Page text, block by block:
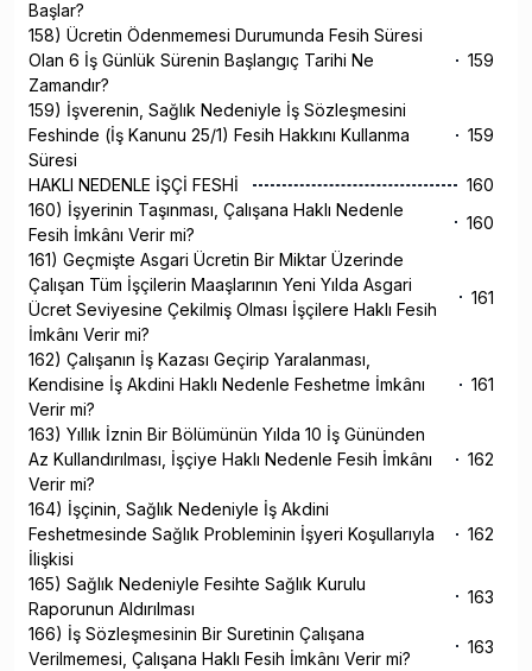
Başlar?
158) Ücretin Ödenmemesi Durumunda Fesih Süresi
Olan 6 İş Günlük Sürenin Başlangıç Tarihi Ne
Zamandır?
159
159) İşverenin, Sağlık Nedeniyle İş Sözleşmesini
Feshinde (İş Kanunu 25/1) Fesih Hakkını Kullanma
Süresi
159
HAKLI NEDENLE İŞÇİ FESHİ
160
160) İşyerinin Taşınması, Çalışana Haklı Nedenle
Fesih İmkânı Verir mi?
160
161) Geçmişte Asgari Ücretin Bir Miktar Üzerinde
Çalışan Tüm İşçilerin Maaşlarının Yeni Yılda Asgari
Ücret Seviyesine Çekilmiş Olması İşçilere Haklı Fesih
İmkânı Verir mi?
161
162) Çalışanın İş Kazası Geçirip Yaralanması,
Kendisine İş Akdini Haklı Nedenle Feshetme İmkânı
Verir mi?
161
163) Yıllık İznin Bir Bölümünün Yılda 10 İş Gününden
Az Kullandırılması, İşçiye Haklı Nedenle Fesih İmkânı
Verir mi?
162
164) İşçinin, Sağlık Nedeniyle İş Akdini
Feshetmesinde Sağlık Probleminin İşyeri Koşullarıyla
İlişkisi
162
165) Sağlık Nedeniyle Fesihte Sağlık Kurulu
Raporunun Aldırılması
163
166) İş Sözleşmesinin Bir Suretinin Çalışana
Verilmemesi, Çalışana Haklı Fesih İmkânı Verir mi?
163